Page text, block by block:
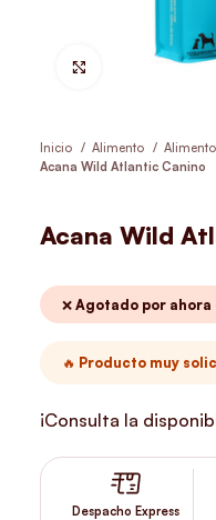
Hacer Zoom
Inicio Alimento
Acana Wild Atlantic Canino
Acana Wild
❌ Agotado por
🔥 Producto muy
¡Consulta la
Despacho Express